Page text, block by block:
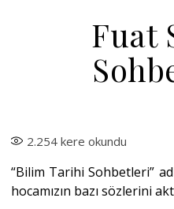
Fuat
2.254 kere okundu
“Bilim Tarihi Sohbetleri”
hocamızın bazı sözlerini